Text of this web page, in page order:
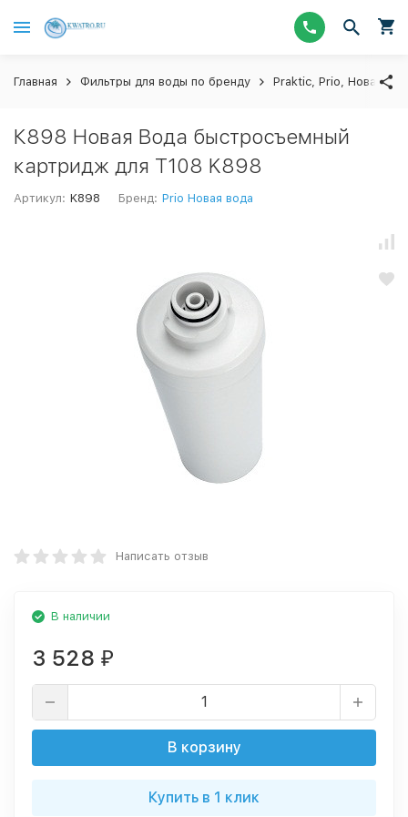
Главная Фильтры для воды по бренду Praktic, Prio, Новая
К898 Новая Вода быстросъемный
картридж для Т108 K898
Артикул: K898 Бренд: Prio Новая вода
Написать отзыв
В наличии
3 528 ₽
В корзину
Купить в 1 клик